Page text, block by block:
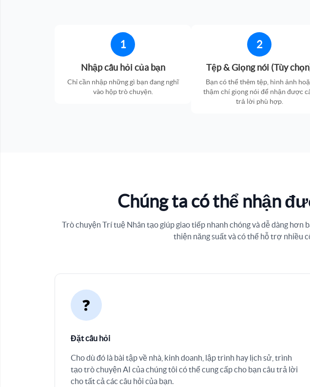
1
Nhập câu hỏi của bạn
Chỉ cần nhập những gì bạn đang nghĩ
vào hộp trò chuyện.
2
Tệp & Giọng nói (Tùy
Bạn có thể thêm tệp, hình ảnh
thậm chí giọng nói để nhận được
trả lời phù hợp.
Chúng ta có thể nhận
Trò chuyện Trí tuệ Nhân tạo giúp giao tiếp nhanh chóng và dễ dàng
thiện năng suất và có thể hỗ trợ nhiều
❓
Đặt câu hỏi
Cho dù đó là bài tập về nhà, kinh doanh, lập trình hay lịch sử, trình
tạo trò chuyện AI của chúng tôi có thể cung cấp cho bạn câu trả lời
cho tất cả các câu hỏi của bạn.